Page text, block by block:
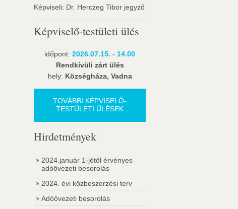
Képviseli: Dr. Herczeg Tibor jegyző
Képviselő-testületi ülés
időpont: 2026.07.15. - 14.00
Rendkívüli zárt ülés
hely: Községháza, Vadna
TOVÁBBI KÉPVISELŐ-
TESTÜLETI ÜLÉSEK
Hirdetmények
2024.január 1-jétől érvényes
adóövezeti besorolás
2024. évi közbeszerzési terv
Adóövezeti besorolás